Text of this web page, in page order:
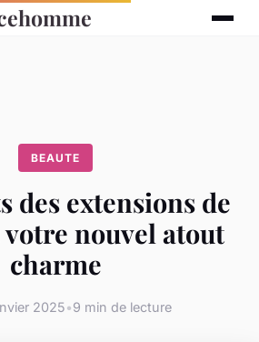
BEAUTE
des extensions de
votre nouvel atout
charme
2025•9 min de lecture